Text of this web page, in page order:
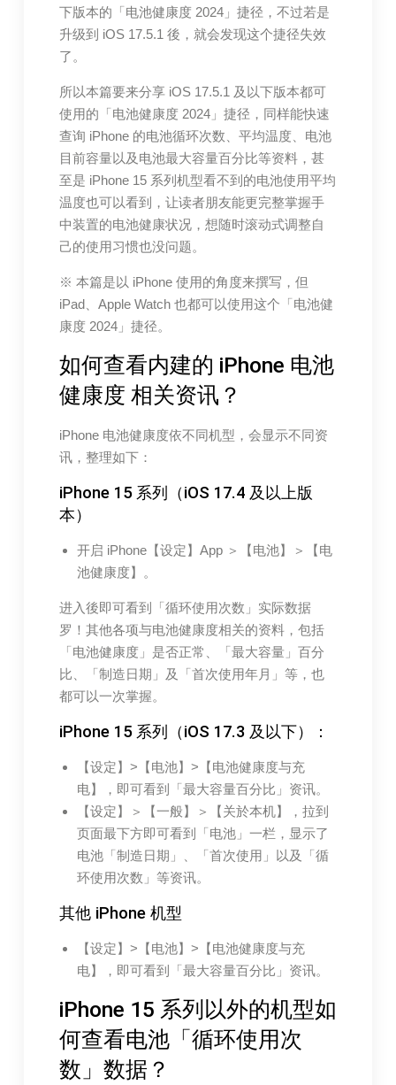
下版本的「电池健康度 2024」捷径，不过若是
升级到 iOS 17.5.1 後，就会发现这个捷径失效
了。
所以本篇要来分享 iOS 17.5.1 及以下版本都可
使用的「电池健康度 2024」捷径，同样能快速
查询 iPhone 的电池循环次数、平均温度、电池
目前容量以及电池最大容量百分比等资料，甚
至是 iPhone 15 系列机型看不到的电池使用平均
温度也可以看到，让读者朋友能更完整掌握手
中装置的电池健康状况，想随时滚动式调整自
己的使用习惯也没问题。
※ 本篇是以 iPhone 使用的角度来撰写，但
iPad、Apple Watch 也都可以使用这个「电池健
康度 2024」捷径。
如何查看内建的 iPhone 电池
健康度 相关资讯？
iPhone 电池健康度依不同机型，会显示不同资
讯，整理如下：
iPhone 15 系列（iOS 17.4 及以上版
本）
开启 iPhone【设定】App ＞【电池】＞【电
池健康度】。
进入後即可看到「循环使用次数」实际数据
罗！其他各项与电池健康度相关的资料，包括
「电池健康度」是否正常、「最大容量」百分
比、「制造日期」及「首次使用年月」等，也
都可以一次掌握。
iPhone 15 系列（iOS 17.3 及以下）：
【设定】>【电池】>【电池健康度与充
电】，即可看到「最大容量百分比」资讯。
【设定】＞【一般】＞【关於本机】，拉到
页面最下方即可看到「电池」一栏，显示了
电池「制造日期」、「首次使用」以及「循
环使用次数」等资讯。
其他 iPhone 机型
【设定】>【电池】>【电池健康度与充
电】，即可看到「最大容量百分比」资讯。
iPhone 15 系列以外的机型如
何查看电池「循环使用次
数」数据？